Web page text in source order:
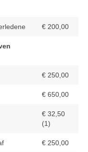
1
6
€ 200,00
€ 250,00
€ 650,00
€ 32,50
(1)
€ 250,00